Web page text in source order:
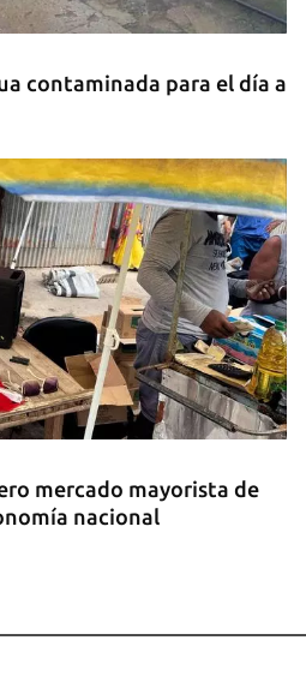
contaminada para el día a
mercado mayorista de
nacional